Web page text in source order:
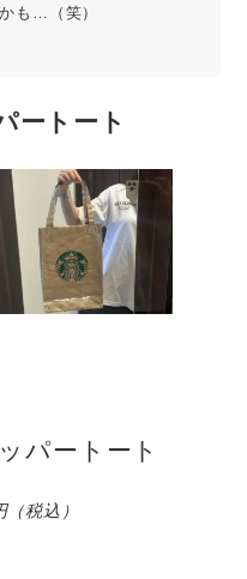
も…（笑）
ートート
パートート
税込）